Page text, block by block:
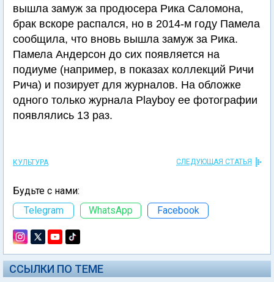
вышла замуж за продюсера Рика Саломона,
брак вскоре распался, но в 2014-м году Памела
сообщила, что вновь вышла замуж за Рика.
Памела Андерсон до сих появляется на
подиуме (например, в показах коллекций Ричи
Рича) и позирует для журналов. На обложке
одного только журнала Playboy ее фотографии
появлялись 13 раз.
КУЛЬТУРА СЛЕДУЮЩАЯ СТАТЬЯ
Будьте с нами:
Telegram
WhatsApp Facebook
ССЫЛКИ ПО ТЕМЕ